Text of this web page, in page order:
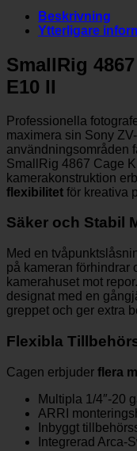
Beskrivning
Ytterligare
SmallRig
E10 II
Professionella
maximera sin Sony
användningsområden
SmallRig 4867 Cage
kamerakonstruktion
flexibilitet för kreativa
Säker och Stabil
Med en
på kameran förhindrar
kamerahuset mot
designat med en
greppet och ger extra
Flexibla
Cagen erbjuder flera
Multipla 1/4″-20
ARRI
Inbyggt
Integrerad Arca-